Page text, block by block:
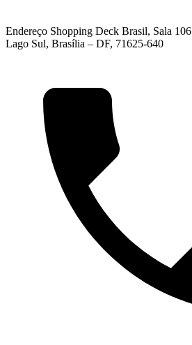
Endereço Shopping Deck Brasil, Sala 106
Lago Sul, Brasília – DF, 71625-640